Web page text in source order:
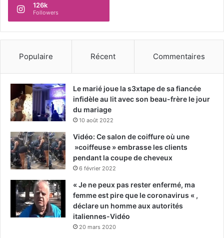
126k
Followers
Populaire Récent Commentaires
Le marié joue la s3xtape de sa fiancée
infidèle au lit avec son beau-frère le jour
du mariage
10 août 2022
Vidéo: Ce salon de coiffure où une
»coiffeuse » embrasse les clients
pendant la coupe de cheveux
6 février 2022
« Je ne peux pas rester enfermé, ma
femme est pire que le coronavirus « ,
déclare un homme aux autorités
italiennes-Vidéo
20 mars 2020